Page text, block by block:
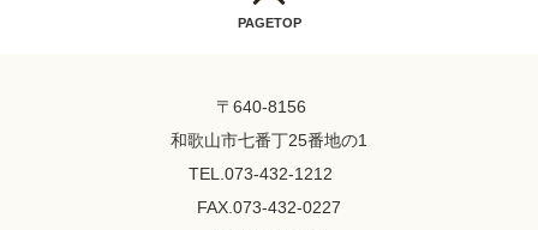
PAGETOP
〒640-8156
和歌山市七番丁25番地の1
TEL.073-432-1212
FAX.073-432-0227